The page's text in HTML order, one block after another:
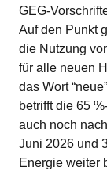
GEG-
Auf den Punkt
die Nutzung
für alle neuen
das Wort
betrifft die 65
auch noch
Juni 2026 und
Energie weiter